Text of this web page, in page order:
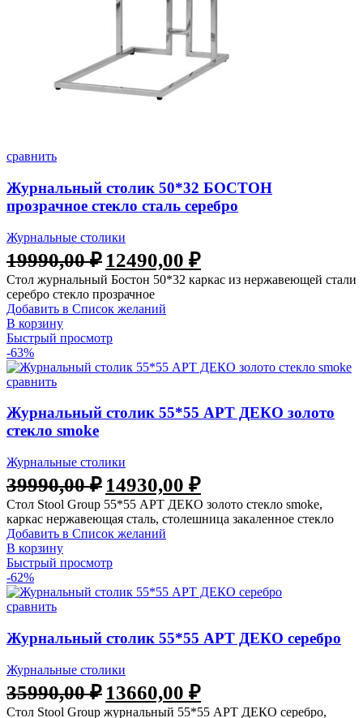
сравнить
Журнальный столик 50*32 БОСТОН
прозрачное стекло сталь серебро
Журнальные столики
19990,00₽ 12490,00 ₽
Стол журнальный Бостон 50*32 каркас из нержавеющей стали
серебро стекло прозрачное
Добавить в Список желаний
В корзину
Быстрый просмотр
-63%
сравнить
Журнальный столик 55*55 АРТ ДЕКО золото
стекло smoke
Журнальные столики
39990,00₽ 14930,00 ₽
Стол Stool Group 55*55 АРТ ДЕКО золото стекло smoke,
каркас нержавеющая сталь, столешница закаленное стекло
Добавить в Список желаний
В корзину
Быстрый просмотр
-62%
сравнить
Журнальный столик 55*55 АРТ ДЕКО серебро
Журнальные столики
35990,00₽ 13660,00 ₽
Стол Stool Group журнальный 55*55 АРТ ДЕКО серебро,